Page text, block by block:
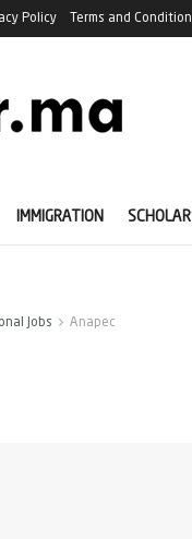
Policy Terms and
IMMIGRATION
Jobs Anapec